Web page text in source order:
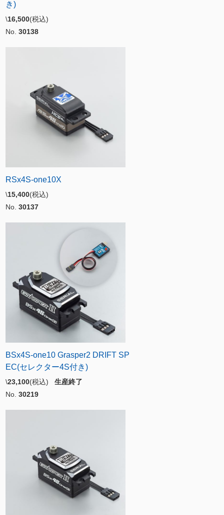
き)
\16,500(税込)
No. 30138
RSx4S-one10X
\15,400(税込)
No. 30137
BSx4S-one10 Grasper2 DRIFT SP
EC(セレクター4S付き)
\23,100(税込) 生産終了
No. 30219